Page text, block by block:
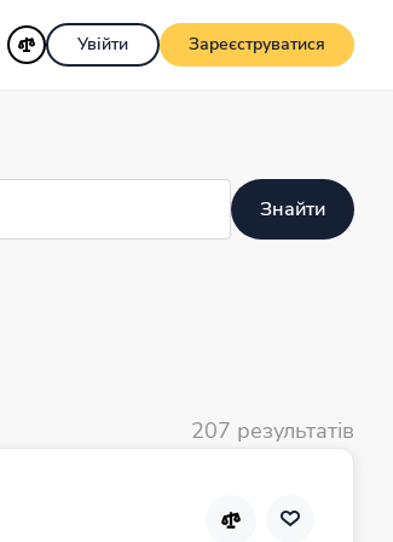
Увійти Зареєструватися
Знайти
207 результатів